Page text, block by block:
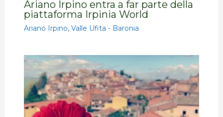
Ariano Irpino entra a far parte della
piattaforma Irpinia World
Ariano Irpino,Valle Ufita - Baronia